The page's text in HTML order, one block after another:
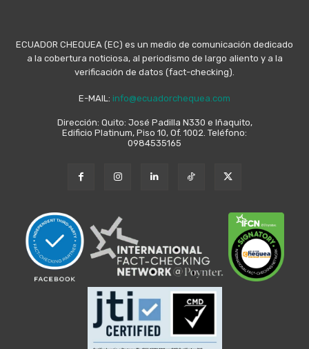
ECUADOR CHEQUEA (EC) es un medio de comunicación dedicado
a la cobertura noticiosa, al periodismo de largo aliento y a la
verificación de datos (fact-checking).
E-MAIL: info@ecuadorchequea.com
Dirección: Quito: José Padilla N330 e Iñaquito,
Edificio Platinum, Piso 10, Of. 1002. Teléfono:
0984535165